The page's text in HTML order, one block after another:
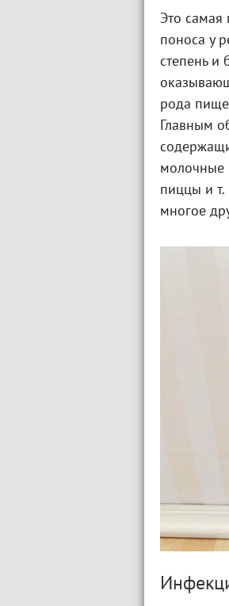
Это самая
поноса у
степень и
рода
Главным
молочные
пиццы и т.
многое